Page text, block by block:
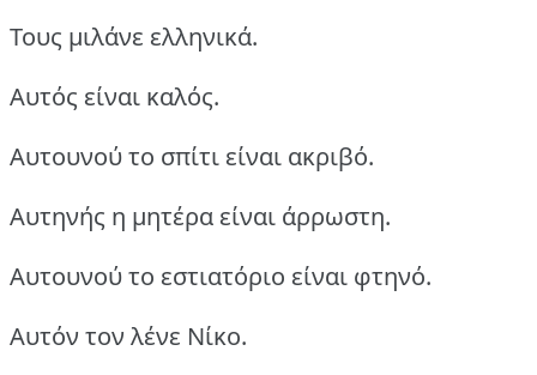
Τους μιλάνε ελληνικά.
Αυτός είναι καλός.
Αυτουνού το σπίτι είναι ακριβό.
Αυτηνής η μητέρα είναι άρρωστη.
Αυτουνού το εστιατόριο είναι φτηνό.
Αυτόν τον λένε Νίκο.